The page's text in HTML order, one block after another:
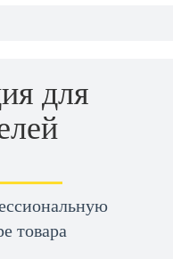
для
товара